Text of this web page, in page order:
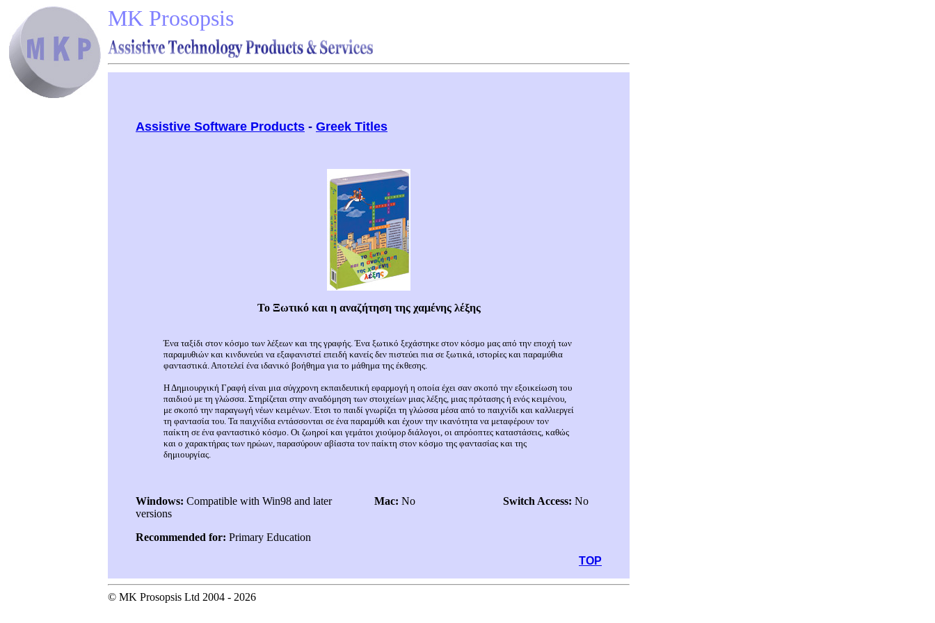
MK Prosopsis
Assistive Software Products - Greek Titles
Το Ξωτικό και η αναζήτηση της χαμένης λέξης
Ένα ταξίδι στον κόσμο των λέξεων και της γραφής. Ένα ξωτικό ξεχάστηκε στον κόσμο μας από την εποχή των
παραμυθιών και κινδυνεύει να εξαφανιστεί επειδή κανείς δεν πιστεύει πια σε ξωτικά, ιστορίες και παραμύθια
φανταστικά. Αποτελεί ένα ιδανικό βοήθημα για το μάθημα της έκθεσης.
Η Δημιουργική Γραφή είναι μια σύγχρονη εκπαιδευτική εφαρμογή η οποία έχει σαν σκοπό την εξοικείωση του
παιδιού με τη γλώσσα. Στηρίζεται στην αναδόμηση των στοιχείων μιας λέξης, μιας πρότασης ή ενός κειμένου,
με σκοπό την παραγωγή νέων κειμένων. Έτσι το παιδί γνωρίζει τη γλώσσα μέσα από το παιχνίδι και καλλιεργεί
τη φαντασία του. Τα παιχνίδια εντάσσονται σε ένα παραμύθι και έχουν την ικανότητα να μεταφέρουν τον
παίκτη σε ένα φανταστικό κόσμο. Οι ζωηροί και γεμάτοι χιούμορ διάλογοι, οι απρόοπτες καταστάσεις, καθώς
και ο χαρακτήρας των ηρώων, παρασύρουν αβίαστα τον παίκτη στον κόσμο της φαντασίας και της
δημιουργίας.
Windows: Compatible with Win98 and later
versions
Mac: No Switch Access: No
Recommended for: Primary Education
TOP
© MK Prosopsis Ltd 2004 - 2026